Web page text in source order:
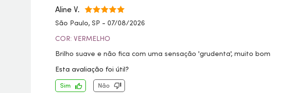
Aline V.
São Paulo, SP - 07/08/2026
COR: VERMELHO
Brilho suave e não fica com uma sensação 'grudenta', muito bom
Esta avaliação foi útil?
Sim Não